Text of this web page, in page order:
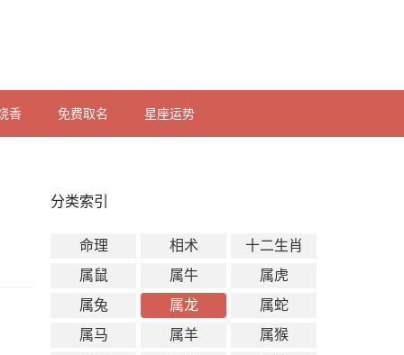
香 免费取名 星座运势
分类索引
命理 相术
十二生肖
属鼠
属牛
属虎
属兔
属龙
属蛇
属马
属羊
属猴